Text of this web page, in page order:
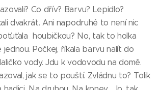
Co dřív? Barvu? Lepidlo?
dvakrát. Ani napodruhé to není nic
houbičkou? No, tak to holka
Počkej, říkala barvu nalít do
vody. Jdu k vodovodu na domě.
jak se to pouští. Zvládnu to? Tolik